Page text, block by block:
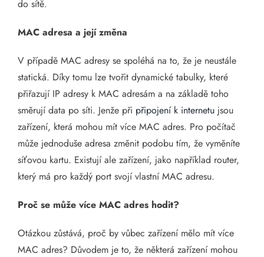
do sítě.
MAC adresa a její změna
V případě MAC adresy se spoléhá na to, že je neustále
statická. Díky tomu lze tvořit dynamické tabulky, které
přiřazují IP adresy k MAC adresám a na základě toho
směrují data po síti. Jenže při připojení k internetu jsou
zařízení, která mohou mít více MAC adres. Pro počítač
může jednoduše adresa změnit podobu tím, že vyměníte
síťovou kartu. Existují ale zařízení, jako například router,
který má pro každý port svojí vlastní MAC adresu.
Proč se může více MAC adres hodit?
Otázkou zůstává, proč by vůbec zařízení mělo mít více
MAC adres? Důvodem je to, že některá zařízení mohou